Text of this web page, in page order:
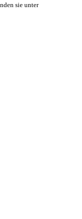
sie unter